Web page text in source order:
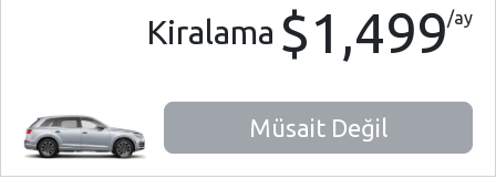
Kiralama $1,499/ay
Müsait Değil